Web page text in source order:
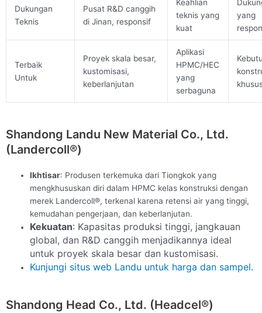
Dukungan
Teknis
Pusat R&D canggih
di Jinan, responsif
Keahlian
teknis yang
kuat
yang
Terbaik
Untuk
Proyek skala besar,
kustomisasi,
keberlanjutan
Aplikasi
HPMC/HEC
yang
serbaguna
Shandong Landu New Material Co., Ltd.
(Landercoll®)
Ikhtisar: Produsen terkemuka dari Tiongkok yang
mengkhususkan diri dalam HPMC kelas konstruksi dengan
merek Landercoll®, terkenal karena retensi air yang tinggi,
kemudahan pengerjaan, dan keberlanjutan.
Kekuatan: Kapasitas produksi tinggi, jangkauan
global, dan R&D canggih menjadikannya ideal
untuk proyek skala besar dan kustomisasi.
Kunjungi situs web Landu untuk harga dan sampel.
Shandong Head Co., Ltd. (Headcel®)